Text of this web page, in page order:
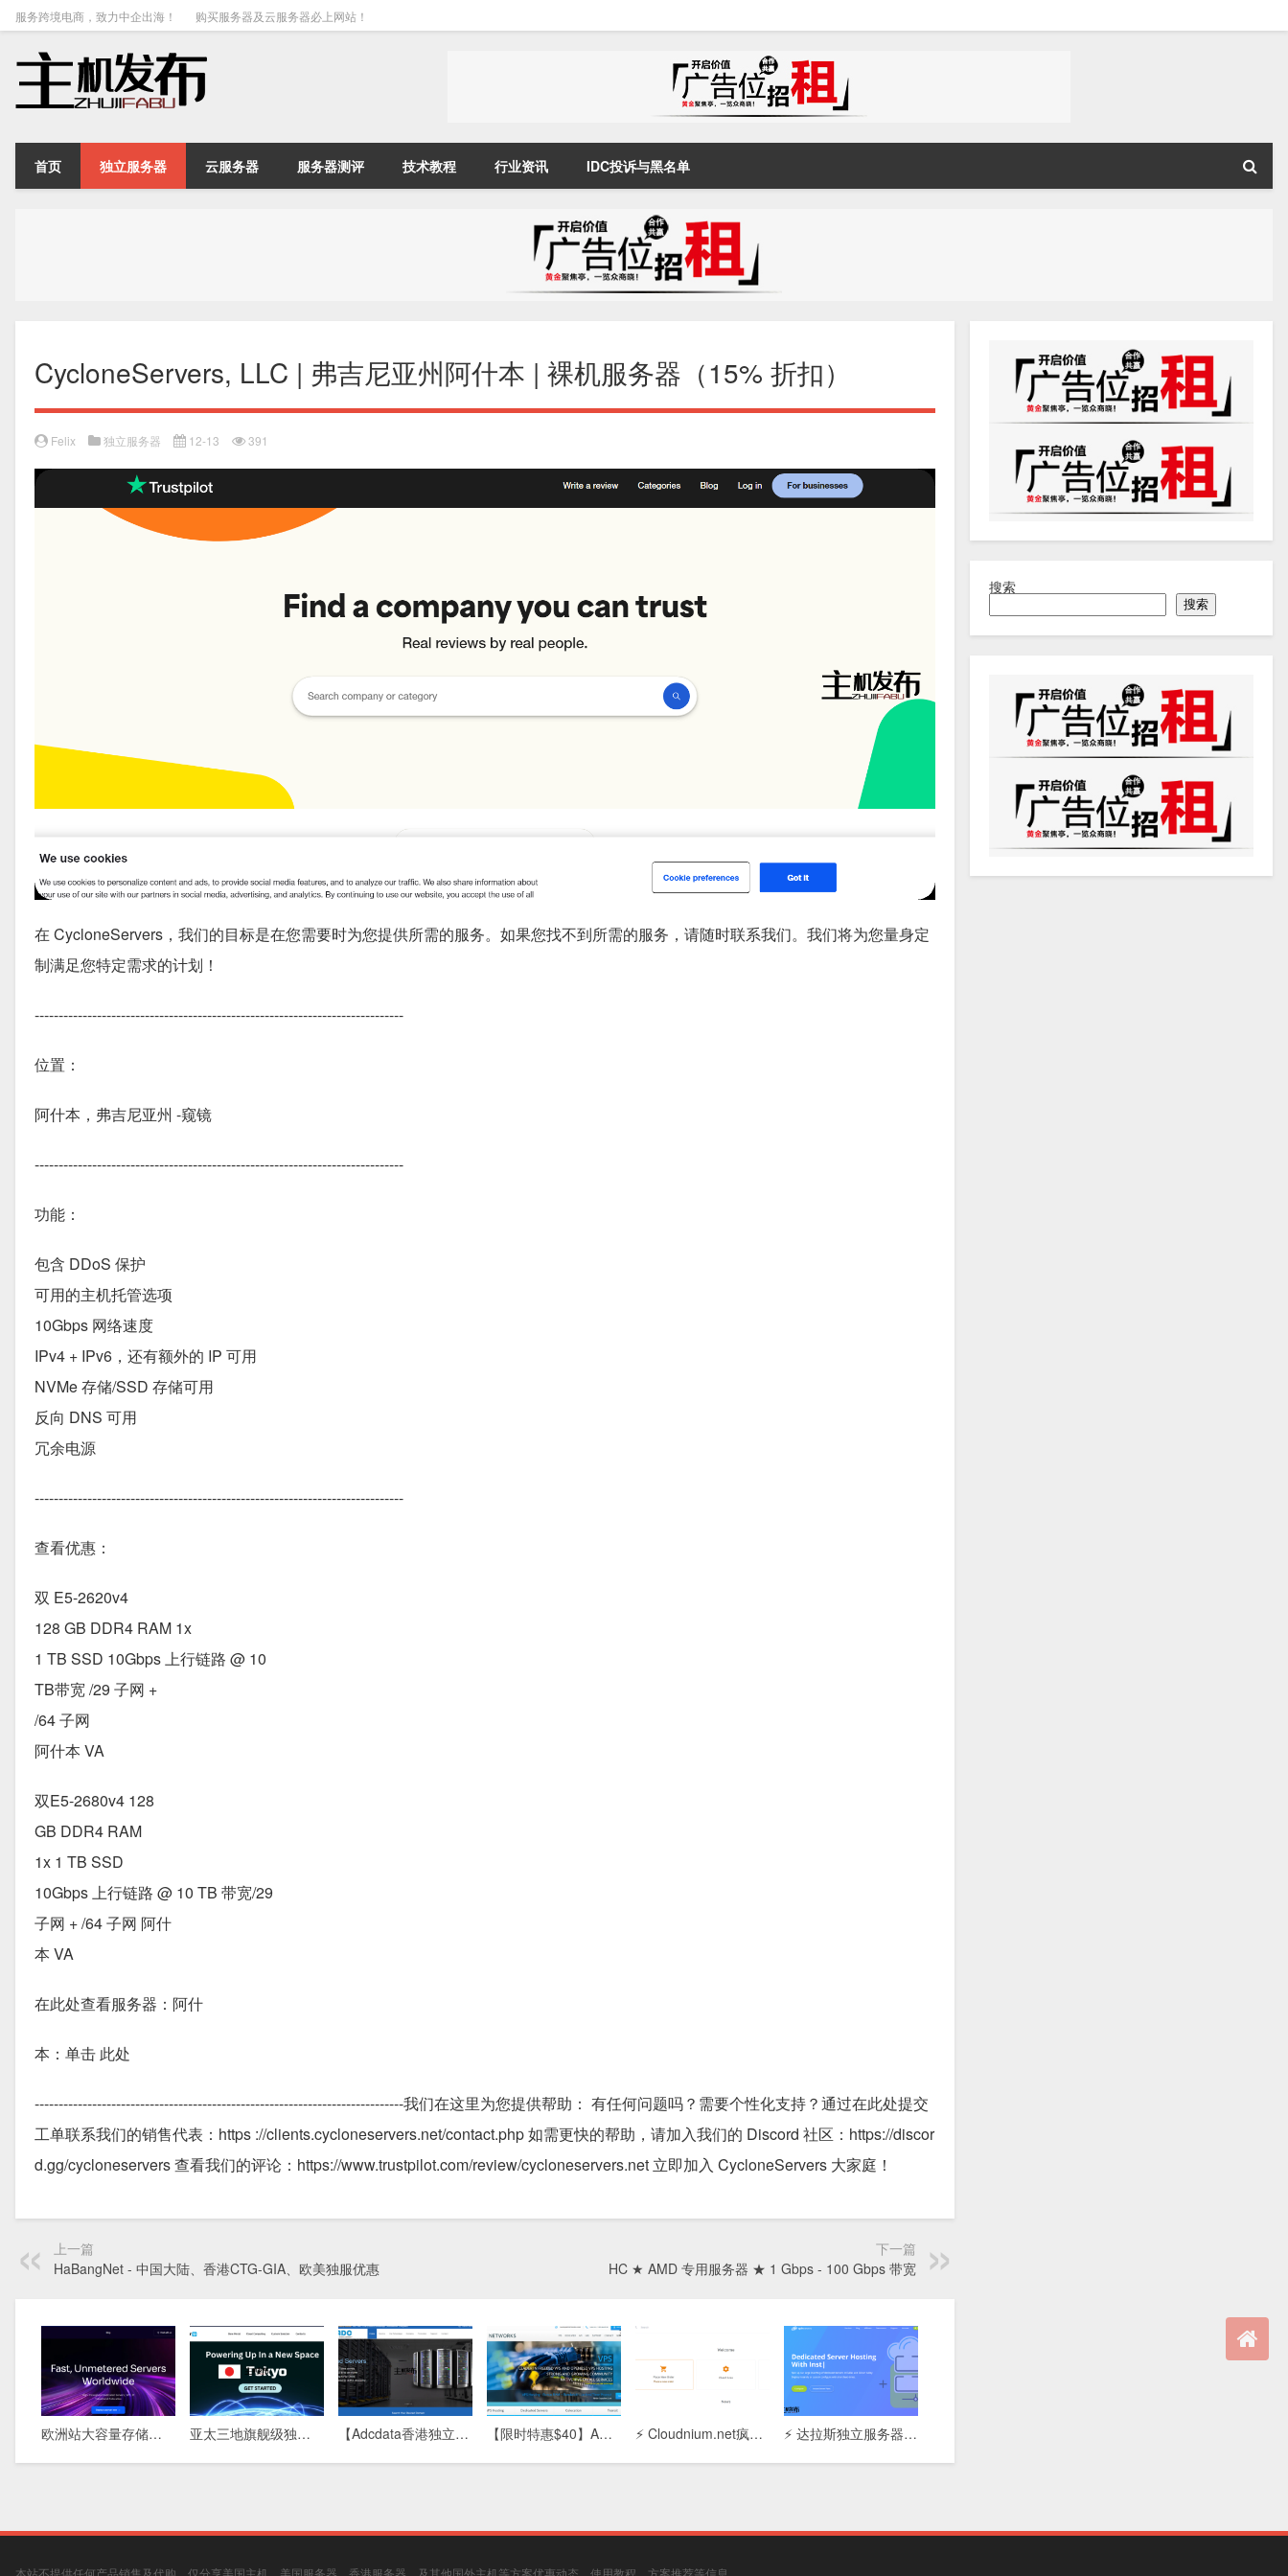
服务跨境电商，致力中企出海！ 购买服务器及云服务器必上网站！
首页 独立服务器 云服务器 服务器测评 技术教程 行业资讯 IDC投诉与黑名单
CycloneServers, LLC | 弗吉尼亚州阿什本 | 裸机服务器（15% 折扣）
Felix 独立服务器 12-13 391
在 CycloneServers，我们的目标是在您需要时为您提供所需的服务。如果您找不到所需的服务，请随时联系我们。我们将为您量身定
制满足您特定需求的计划！
-----------------------------------------------------------------------------
位置：
阿什本，弗吉尼亚州 -窥镜
-----------------------------------------------------------------------------
功能：
包含 DDoS 保护
可用的主机托管选项
10Gbps 网络速度
IPv4 + IPv6，还有额外的 IP 可用
NVMe 存储/SSD 存储可用
反向 DNS 可用
冗余电源
-----------------------------------------------------------------------------
查看优惠：
双 E5-2620v4
128 GB DDR4 RAM 1x
1 TB SSD 10Gbps 上行链路 @ 10
TB带宽 /29 子网 +
/64 子网
阿什本 VA
双E5-2680v4 128
GB DDR4 RAM
1x 1 TB SSD
10Gbps 上行链路 @ 10 TB 带宽/29
子网 + /64 子网 阿什
本 VA
在此处查看服务器：阿什
本：单击 此处
-----------------------------------------------------------------------------我们在这里为您提供帮助： 有任何问题吗？需要个性化支持？通过在此处提交
工单联系我们的销售代表：https ://clients.cycloneservers.net/contact.php 如需更快的帮助，请加入我们的 Discord 社区：https://discor
d.gg/cycloneservers 查看我们的评论：https://www.trustpilot.com/review/cycloneservers.net 立即加入 CycloneServers 大家庭！
上一篇
HaBangNet - 中国大陆、香港CTG-GIA、欧美独服优惠
下一篇
HC ★ AMD 专用服务器 ★ 1 Gbps - 100 Gbps 带宽
欧洲站大容量存储方案：576TB DAS物理机，5盘柜满配，稀缺库存清盘中 亚太三地旗舰级独立服务器：新加坡 · 香港 · 东京，全球极速互联，为您的业务保驾护航 【Adcdata香港独立服务器】高性能主机租用：免备案/低延迟/CN2优化线路，企业建站首选 【限时特惠$40】ARP Thunder™独立服务器：4G内存/80G SSD+200G SATA/5T流量，高性价比稳定之选 ⚡ Cloudnium.net疯狂特惠：双路E5-2620 + 128GB内存独立服务器，月付$59起，性能怪兽！ ⚡ 达拉斯独立服务器 | 10Gbps超高带宽 | 快速交付 | 月付$74起
搜索
搜索
本站不提供任何产品销售及代购，仅分享美国主机、美国服务器、香港服务器、及其他国外主机等方案优惠动态、使用教程、方案推荐等信息。